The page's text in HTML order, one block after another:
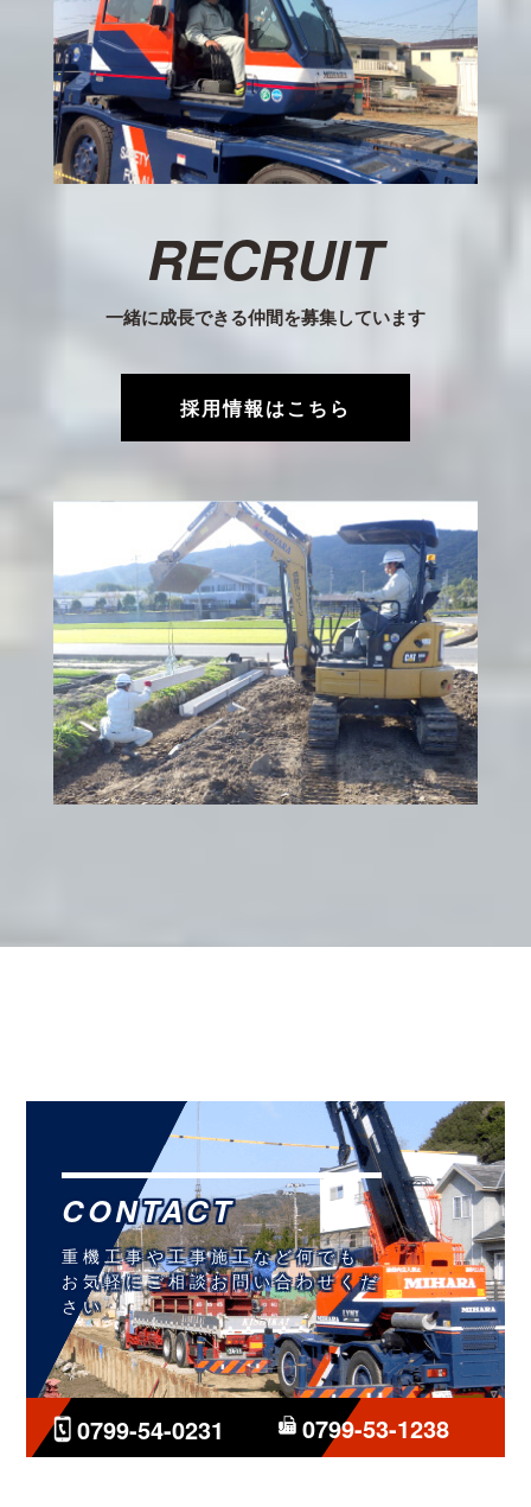
RECRUIT
一緒に成長できる仲間を募集しています
採用情報はこちら
CONTACT
重機工事や工事施工など何でも
お気軽にご相談お問い合わせくだ
さい
0799-54-0231 0799-53-1238